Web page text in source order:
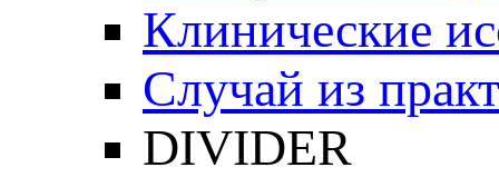
Клинические
Случай из
DIVIDER